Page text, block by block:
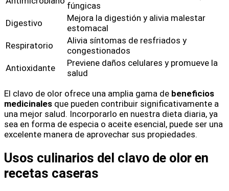
fúngicas
Digestivo
Mejora la digestión y alivia malestar
estomacal
Respiratorio
Alivia síntomas de resfriados y
congestionados
Antioxidante
Previene daños celulares y promueve la
salud
El clavo de olor ofrece una amplia gama de beneficios
medicinales que pueden contribuir significativamente a
una mejor salud. Incorporarlo en nuestra dieta diaria, ya
sea en forma de especia o aceite esencial, puede ser una
excelente manera de aprovechar sus propiedades.
Usos culinarios del clavo de olor en
recetas caseras